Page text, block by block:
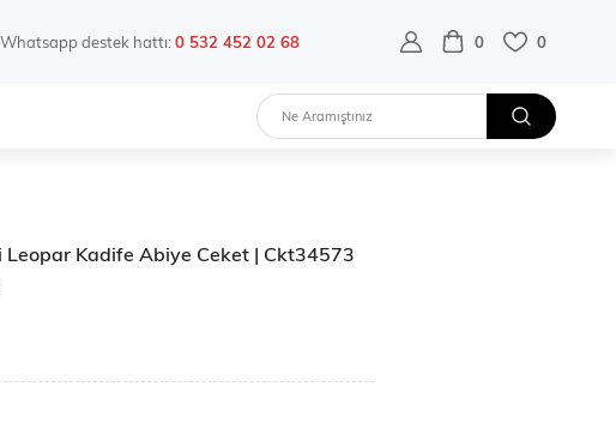
Whatsapp destek hattı:0 532 452 02 68 0 0
Leopar Kadife Abiye Ceket | Ckt34573